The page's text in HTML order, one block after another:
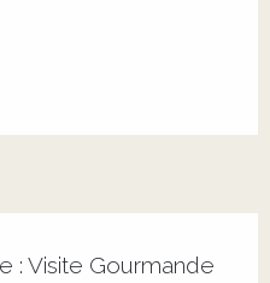
: Visite Gourmande